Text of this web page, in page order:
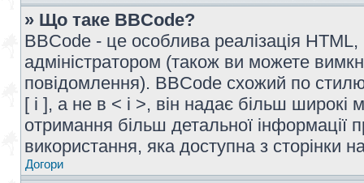
» Що таке BBCode?
BBCode - це особлива реалізація
адміністратором (також ви можете
повідомлення). BBCode схожий по
[ і ], а не в < і >, він надає більш
отримання більш детальної інформації
використання, яка доступна з сторінки
Догори